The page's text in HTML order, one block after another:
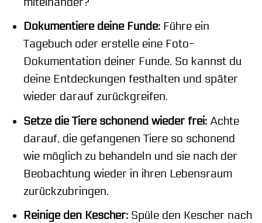
Dokumentiere deine Funde:Führe ein
Tagebuch oder erstelle eine Foto-
Dokumentation deiner Funde. So kannst du
deine Entdeckungen festhalten und später
wieder darauf zurückgreifen.
Setze die Tiere schonend wieder frei:Achte
darauf, die gefangenen Tiere so schonend
wie möglich zu behandeln und sie nach der
Beobachtung wieder in ihren Lebensraum
zurückzubringen.
Reinige den Kescher:Spüle den Kescher nach